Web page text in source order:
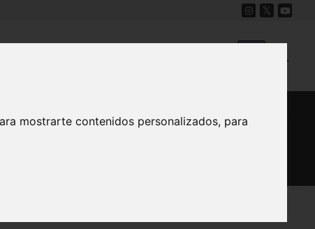
mostrarte contenidos personalizados, para